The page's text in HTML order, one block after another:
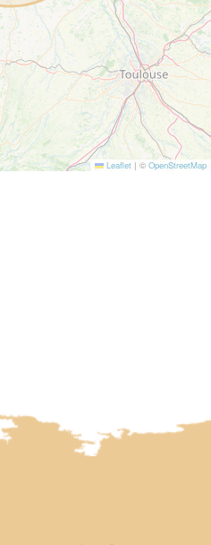
Leaflet | © OpenStreetMap